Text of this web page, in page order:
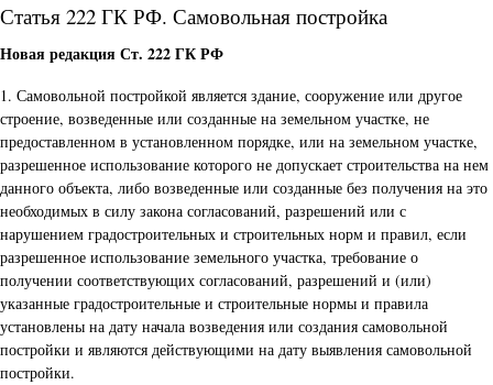
Статья 222 ГК РФ. Самовольная постройка
Новая редакция Ст. 222 ГК РФ
1. Самовольной постройкой является здание, сооружение или другое
строение, возведенные или созданные на земельном участке, не
предоставленном в установленном порядке, или на земельном участке,
разрешенное использование которого не допускает строительства на нем
данного объекта, либо возведенные или созданные без получения на это
необходимых в силу закона согласований, разрешений или с
нарушением градостроительных и строительных норм и правил, если
разрешенное использование земельного участка, требование о
получении соответствующих согласований, разрешений и (или)
указанные градостроительные и строительные нормы и правила
установлены на дату начала возведения или создания самовольной
постройки и являются действующими на дату выявления самовольной
постройки.